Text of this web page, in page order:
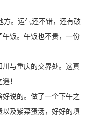
方。运气还不错，还有破
饭。午饭也不贵，一份
与重庆的交界处。这真
！
说的。做了一个下午之
及紫菜蛋汤，好好的填